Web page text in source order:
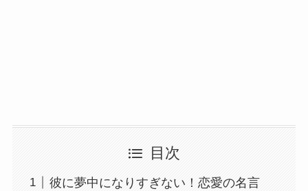
目次
彼に夢中になりすぎない！恋愛の名言